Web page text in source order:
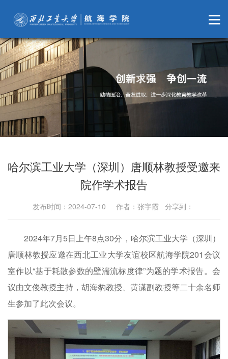
哈尔滨工业大学（深圳）唐顺林教授受邀来
院作学术报告
发布时间：2024-07-10 作者：张宇霞 分享到：
2024年7月5日上午8点30分，哈尔滨工业大学（深圳）
唐顺林教授应邀在西北工业大学友谊校区航海学院201会议
室作以“基于耗散参数的壁湍流标度律”为题的学术报告。会
议由文俊教授主持，胡海豹教授、黄潇副教授等二十余名师
生参加了此次会议。